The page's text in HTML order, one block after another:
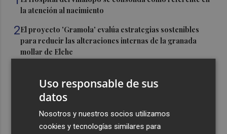
la atención al nacimiento
2El proyecto 'Gramola' evalúa estrategias sostenibles
para reducir las alteraciones internas de la granada
mollar de Elche
festival Epicentro de Mula
UPCT Makers culmina con éxito un catamarán para
monitorizar el Mar Menor y ya prepara un dron
submarino autónomo
Uso responsable de sus
datos
Nosotros y nuestros socios utilizamos
cookies y tecnologías similares para